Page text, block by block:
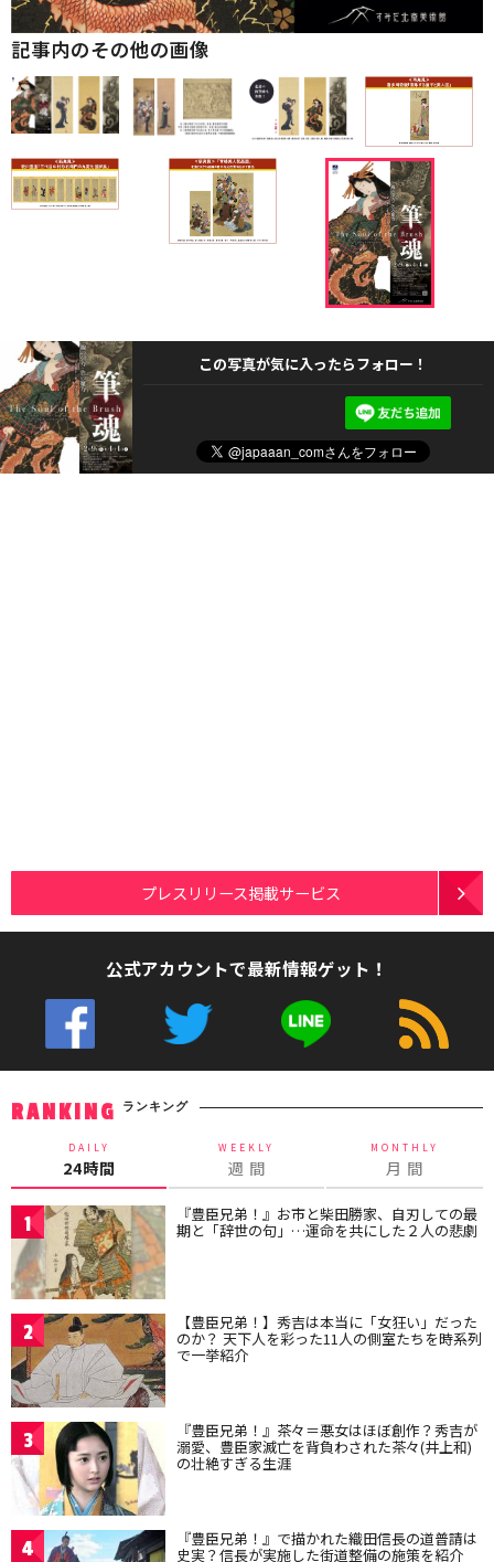
記事内のその他の画像
この写真が気に入ったらフォロー！
プレスリリース掲載サービス
公式アカウントで最新情報ゲット！
RANKING ランキング
DAILY
24時間
WEEKLY
週 間
MONTHLY
月 間
1 『豊臣兄弟！』お市と柴田勝家、自刃しての最
期と「辞世の句」…運命を共にした２人の悲劇
2 【豊臣兄弟！】秀吉は本当に「女狂い」だった
のか？ 天下人を彩った11人の側室たちを時系列
で一挙紹介
3 『豊臣兄弟！』茶々＝悪女はほぼ創作？秀吉が
溺愛、豊臣家滅亡を背負わされた茶々(井上和)
の壮絶すぎる生涯
4 『豊臣兄弟！』で描かれた織田信長の道普請は
史実？信長が実施した街道整備の施策を紹介